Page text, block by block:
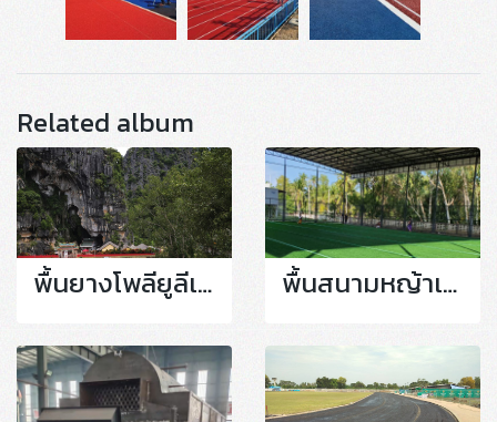
Related album
พื้นยางโพลียูลีเทน พื้นสนามหญ้าเทียม